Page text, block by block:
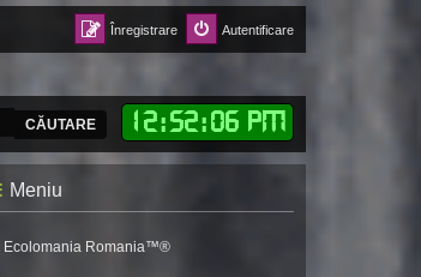
Autentificare
Înregistrare
12:52:08 PM
CĂUTARE
Meniu
Ecolomania Romania™®